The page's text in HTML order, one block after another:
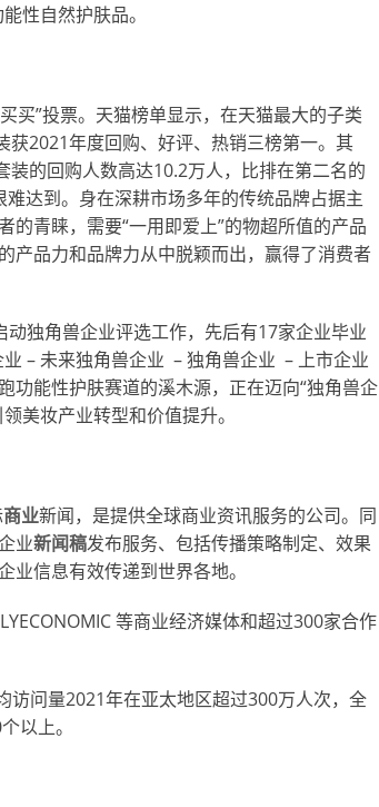
性自然护肤品。
买”投票。天猫榜单显示，在天猫最大的子类
获2021年度回购、好评、热销三榜第一。其
装的回购人数高达10.2万人，比排在第二名的
达到。身在深耕市场多年的传统品牌占据主
青睐，需要“一用即爱上”的物超所值的产品
产品力和品牌力从中脱颖而出，赢得了消费者
独角兽企业评选工作，先后有17家企业毕业
–未来独角兽企业 –独角兽企业 – 上市企业
功能性护肤赛道的溪木源，正在迈向“独角兽企
美妆产业转型和价值提升。
商业新闻，是提供全球商业资讯服务的公司。同
业新闻稿发布服务、包括传播策略制定、效果
信息有效传递到世界各地。
LYECONOMIC 等商业经济媒体和超过300家合作
访问量2021年在亚太地区超过300万人次，全
以上。